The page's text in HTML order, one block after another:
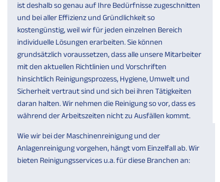
ist deshalb so genau auf Ihre Bedürfnisse zugeschnitten
und bei aller Effizienz und Gründlichkeit so
kostengünstig, weil wir für jeden einzelnen Bereich
individuelle Lösungen erarbeiten. Sie können
grundsätzlich voraussetzen, dass alle unsere Mitarbeiter
mit den aktuellen Richtlinien und Vorschriften
hinsichtlich Reinigungsprozess, Hygiene, Umwelt und
Sicherheit vertraut sind und sich bei ihren Tätigkeiten
daran halten. Wir nehmen die Reinigung so vor, dass es
während der Arbeitszeiten nicht zu Ausfällen kommt.
Wie wir bei der Maschinenreinigung und der
Anlagenreinigung vorgehen, hängt vom Einzelfall ab. Wir
bieten Reinigungsservices u.a. für diese Branchen an: